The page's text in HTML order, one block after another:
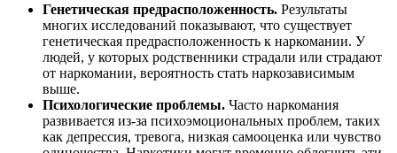
Генетическая предрасположенность. Результаты
многих исследований показывают, что существует
генетическая предрасположенность к наркомании. У
людей, у которых родственники страдали или страдают
от наркомании, вероятность стать наркозависимым
выше.
Психологические проблемы. Часто наркомания
развивается из-за психоэмоциональных проблем, таких
как депрессия, тревога, низкая самооценка или чувство